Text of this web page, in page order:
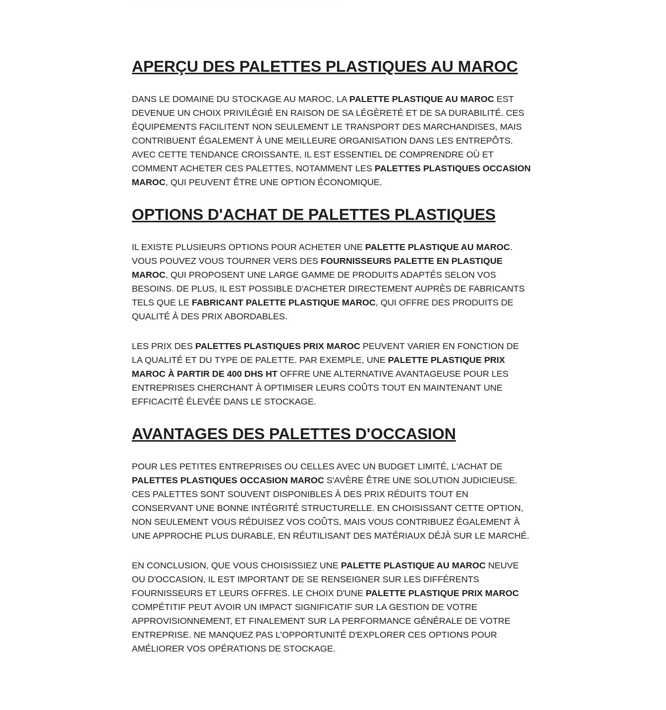
APERÇU DES PALETTES PLASTIQUES AU MAROC
DANS LE DOMAINE DU STOCKAGE AU MAROC, LA PALETTE PLASTIQUE AU MAROC EST
DEVENUE UN CHOIX PRIVILÉGIÉ EN RAISON DE SA LÉGÈRETÉ ET DE SA DURABILITÉ. CES
ÉQUIPEMENTS FACILITENT NON SEULEMENT LE TRANSPORT DES MARCHANDISES, MAIS
CONTRIBUENT ÉGALEMENT À UNE MEILLEURE ORGANISATION DANS LES ENTREPÔTS.
AVEC CETTE TENDANCE CROISSANTE, IL EST ESSENTIEL DE COMPRENDRE OÙ ET
COMMENT ACHETER CES PALETTES, NOTAMMENT LES PALETTES PLASTIQUES OCCASION
MAROC, QUI PEUVENT ÊTRE UNE OPTION ÉCONOMIQUE.
OPTIONS D'ACHAT DE PALETTES PLASTIQUES
IL EXISTE PLUSIEURS OPTIONS POUR ACHETER UNE PALETTE PLASTIQUE AU MAROC.
VOUS POUVEZ VOUS TOURNER VERS DES FOURNISSEURS PALETTE EN PLASTIQUE
MAROC, QUI PROPOSENT UNE LARGE GAMME DE PRODUITS ADAPTÉS SELON VOS
BESOINS. DE PLUS, IL EST POSSIBLE D'ACHETER DIRECTEMENT AUPRÈS DE FABRICANTS
TELS QUE LE FABRICANT PALETTE PLASTIQUE MAROC, QUI OFFRE DES PRODUITS DE
QUALITÉ À DES PRIX ABORDABLES.
LES PRIX DES PALETTES PLASTIQUES PRIX MAROC PEUVENT VARIER EN FONCTION DE
LA QUALITÉ ET DU TYPE DE PALETTE. PAR EXEMPLE, UNE PALETTE PLASTIQUE PRIX
MAROC À PARTIR DE 400 DHS HT OFFRE UNE ALTERNATIVE AVANTAGEUSE POUR LES
ENTREPRISES CHERCHANT À OPTIMISER LEURS COÛTS TOUT EN MAINTENANT UNE
EFFICACITÉ ÉLEVÉE DANS LE STOCKAGE.
AVANTAGES DES PALETTES D'OCCASION
POUR LES PETITES ENTREPRISES OU CELLES AVEC UN BUDGET LIMITÉ, L'ACHAT DE
PALETTES PLASTIQUES OCCASION MAROC S'AVÈRE ÊTRE UNE SOLUTION JUDICIEUSE.
CES PALETTES SONT SOUVENT DISPONIBLES À DES PRIX RÉDUITS TOUT EN
CONSERVANT UNE BONNE INTÉGRITÉ STRUCTURELLE. EN CHOISISSANT CETTE OPTION,
NON SEULEMENT VOUS RÉDUISEZ VOS COÛTS, MAIS VOUS CONTRIBUEZ ÉGALEMENT À
UNE APPROCHE PLUS DURABLE, EN RÉUTILISANT DES MATÉRIAUX DÉJÀ SUR LE MARCHÉ.
EN CONCLUSION, QUE VOUS CHOISISSIEZ UNE PALETTE PLASTIQUE AU MAROC NEUVE
OU D'OCCASION, IL EST IMPORTANT DE SE RENSEIGNER SUR LES DIFFÉRENTS
FOURNISSEURS ET LEURS OFFRES. LE CHOIX D'UNE PALETTE PLASTIQUE PRIX MAROC
COMPÉTITIF PEUT AVOIR UN IMPACT SIGNIFICATIF SUR LA GESTION DE VOTRE
APPROVISIONNEMENT, ET FINALEMENT SUR LA PERFORMANCE GÉNÉRALE DE VOTRE
ENTREPRISE. NE MANQUEZ PAS L’OPPORTUNITÉ D'EXPLORER CES OPTIONS POUR
AMÉLIORER VOS OPÉRATIONS DE STOCKAGE.